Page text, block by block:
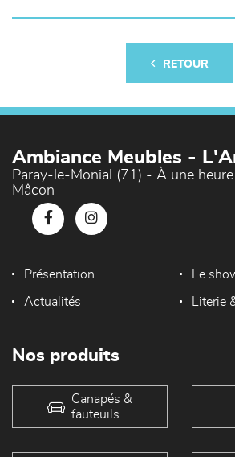
RETOUR
Ambiance Meubles -
Paray-le-Monial (71) - À une
Mâcon
Présentation Le
Actualités Literie
Nos produits
Canapés &
fauteuils